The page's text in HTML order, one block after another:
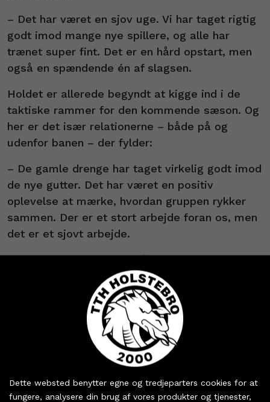
Køb dine billetter og
dine partnerbilletter
– Det har været en sjov uge. Vi har taget rigtig
godt imod mange nye spillere, og alle har
trænet super fint. Det er en hård opstart, men
også en spændende én af slagsen.
Holdet er allerede begyndt at kigge ind i de
taktiske rammer for den kommende sæson. Og
her er det især relationerne – både på og
udenfor banen – der fylder:
– De gamle drenge har taget virkelig godt imod
de nye gutter. Det har været en positiv
oplevelse at mærke, hvordan gruppen rykker
sammen. Der er et stort arbejde foran os, men
det er et sjovt arbejde.
Tre dages træningslejr på Skyum
I dag tager holdet på træningslejr – et vigtigt
element i opstarten, fortæller Arnór:
– Vi får mulighed for at træne rigtig godt og
være sammen i tre dage væk fra det vante. Det
lære hinanden bedre at kende – og for at
Dette websted benytter egne og tredjeparters cookies for at
fungere, analysere din brug af vores produkter og tjenester,